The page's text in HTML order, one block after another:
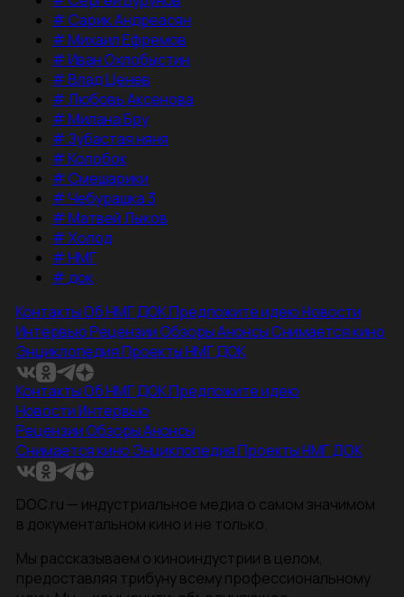
#Сарик Андреасян
#Михаил Ефремов
#Иван Охлобыстин
#Влад Ценев
#Любовь Аксенова
#Милана Бру
#Зубастая няня
#Колобок
#Смешарики
#Чебурашка 3
#Матвей Лыков
#Холод
#НМГ
#док
КонтактыОб НМГ ДОКПредложите идеюНовости
ИнтервьюРецензииОбзорыАнонсыСнимается кино
ЭнциклопедияПроекты НМГ ДОК
КонтактыОб НМГ ДОКПредложите идею
НовостиИнтервью
РецензииОбзорыАнонсы
Снимается кино ЭнциклопедияПроекты НМГ ДОК
DOC.ru — индустриальное медиа о самом значимом
в документальном кино и не только.
Мы рассказываем о киноиндустрии в целом,
предоставляя трибуну всему профессиональному